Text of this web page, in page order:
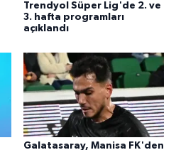
Trendyol Süper Lig'de 2. ve
3. hafta programları
açıklandı
Galatasaray, Manisa FK'den